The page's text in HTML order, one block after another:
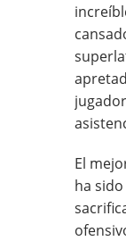
El
ha